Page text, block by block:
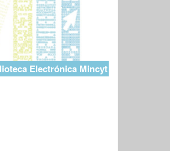
Electrónica Mincyt